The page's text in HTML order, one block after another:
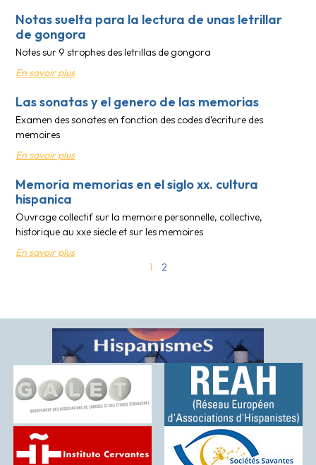
Notas suelta para la lectura de unas letrillar
de gongora
Notes sur 9 strophes des letrillas de gongora
En savoir plus
Las sonatas y el genero de las memorias
Examen des sonates en fonction des codes d’ecriture des
memoires
En savoir plus
Memoria memorias en el siglo xx. cultura
hispanica
Ouvrage collectif sur la memoire personnelle, collective,
historique au xxe siecle et sur les memoires
En savoir plus
1
2